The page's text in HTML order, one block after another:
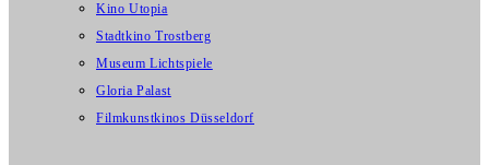
Kino Utopia
Stadtkino Trostberg
Museum Lichtspiele
Gloria Palast
Filmkunstkinos Düsseldorf